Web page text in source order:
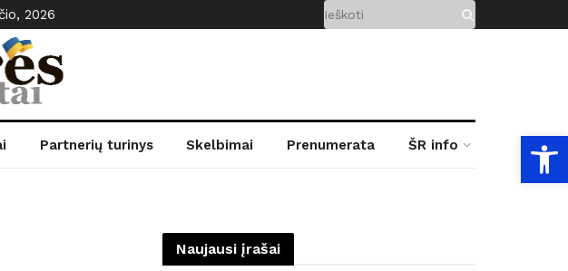
2026
Partnerių turinys Skelbimai Prenumerata ŠR info
Naujausi įrašai